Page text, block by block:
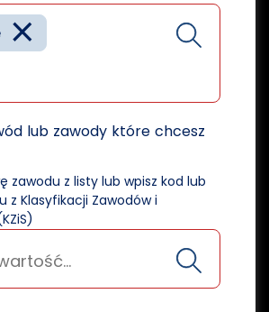
×
lub zawody które chcesz
zawodu z listy lub wpisz kod lub
z Klasyfikacji Zawodów i